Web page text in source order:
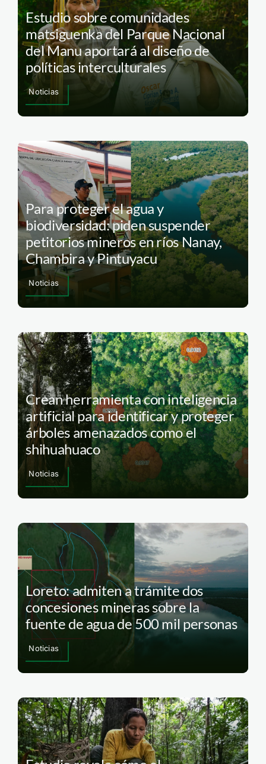
Estudio sobre comunidades
matsiguenka del Parque Nacional
del Manu aportará al diseño de
políticas interculturales
Noticias
Para proteger el agua y
biodiversidad: piden suspender
petitorios mineros en ríos Nanay,
Chambira y Pintuyacu
Noticias
Crean herramienta con inteligencia
artificial para identificar y proteger
árboles amenazados como el
shihuahuaco
Noticias
Loreto: admiten a trámite dos
concesiones mineras sobre la
fuente de agua de 500 mil personas
Noticias